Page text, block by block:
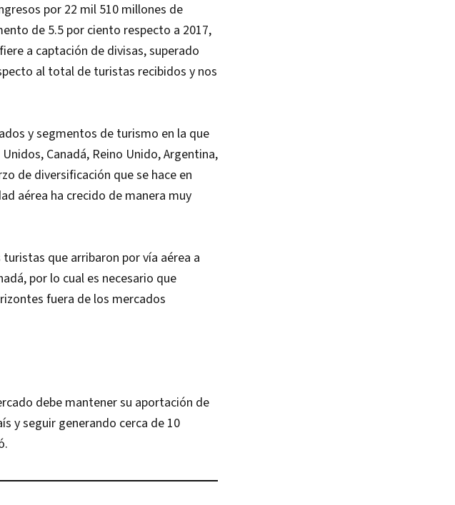
por 22 mil 510 millones de
de 5.5 por ciento respecto a 2017,
a captación de divisas, superado
al total de turistas recibidos y nos
y segmentos de turismo en la que
Canadá, Reino Unido, Argentina,
de diversificación que se hace en
aérea ha crecido de manera muy
que arribaron por vía aérea a
por lo cual es necesario que
fuera de los mercados
debe mantener su aportación de
y seguir generando cerca de 10